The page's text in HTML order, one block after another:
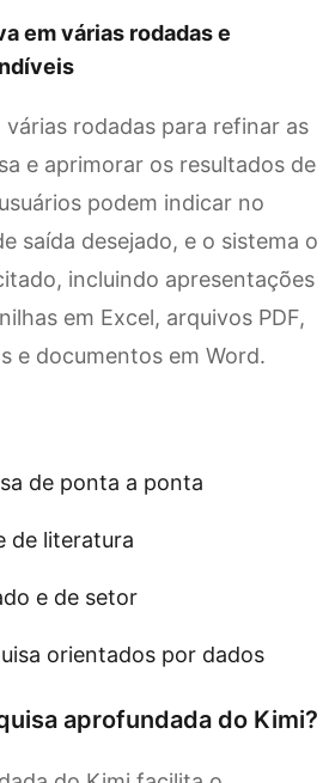
em várias rodadas e
rodadas para refinar as
e aprimorar os resultados de
podem indicar no
saída desejado, e o sistema o
incluindo apresentações
em Excel, arquivos PDF,
e documentos em Word.
de ponta a ponta
de literatura
e de setor
orientados por dados
aprofundada do Kimi?